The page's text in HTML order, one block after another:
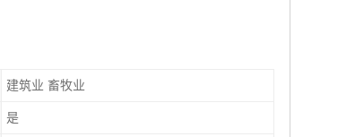
建筑业 畜牧业
是